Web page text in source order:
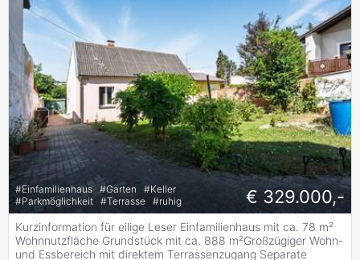
#Einfamilienhaus #Garten #Keller
#Parkmöglichkeit #Terrasse #ruhig € 329.000,-
Kurzinformation für eilige Leser Einfamilienhaus mit ca. 78 m²
Wohnnutzfläche Grundstück mit ca. 888 m²Großzügiger Wohn-
und Essbereich mit direktem Terrassenzugang Separate